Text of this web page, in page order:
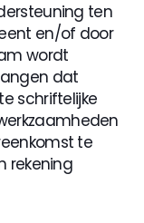
ten
en/of door
wordt
dat
schriftelijke
te
rekening